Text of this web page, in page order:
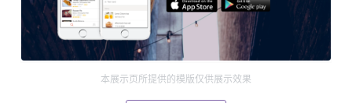
本展示页所提供的模版仅供展示效果